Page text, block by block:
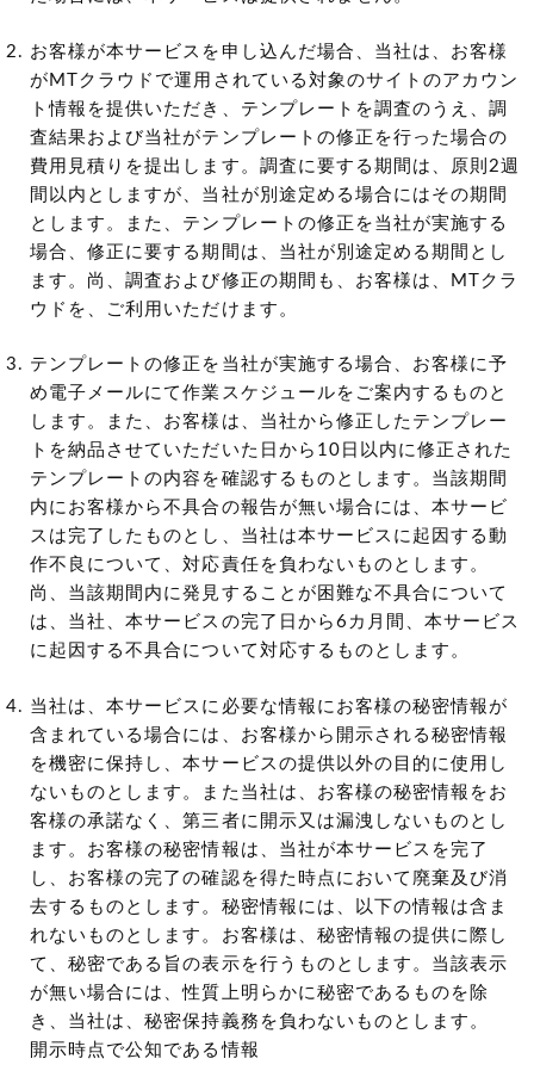
お客様が本サービスを申し込んだ場合、当社は、お客様
がMTクラウドで運用されている対象のサイトのアカウン
ト情報を提供いただき、テンプレートを調査のうえ、調
査結果および当社がテンプレートの修正を行った場合の
費用見積りを提出します。調査に要する期間は、原則2週
間以内としますが、当社が別途定める場合にはその期間
とします。また、テンプレートの修正を当社が実施する
場合、修正に要する期間は、当社が別途定める期間とし
ます。尚、調査および修正の期間も、お客様は、MTクラ
ウドを、ご利用いただけます。
テンプレートの修正を当社が実施する場合、お客様に予
め電子メールにて作業スケジュールをご案内するものと
します。また、お客様は、当社から修正したテンプレー
トを納品させていただいた日から10日以内に修正された
テンプレートの内容を確認するものとします。当該期間
内にお客様から不具合の報告が無い場合には、本サービ
スは完了したものとし、当社は本サービスに起因する動
作不良について、対応責任を負わないものとします。
尚、当該期間内に発見することが困難な不具合について
は、当社、本サービスの完了日から6カ月間、本サービス
に起因する不具合について対応するものとします。
当社は、本サービスに必要な情報にお客様の秘密情報が
含まれている場合には、お客様から開示される秘密情報
を機密に保持し、本サービスの提供以外の目的に使用し
ないものとします。また当社は、お客様の秘密情報をお
客様の承諾なく、第三者に開示又は漏洩しないものとし
ます。お客様の秘密情報は、当社が本サービスを完了
し、お客様の完了の確認を得た時点において廃棄及び消
去するものとします。秘密情報には、以下の情報は含ま
れないものとします。お客様は、秘密情報の提供に際し
て、秘密である旨の表示を行うものとします。当該表示
が無い場合には、性質上明らかに秘密であるものを除
き、当社は、秘密保持義務を負わないものとします。
開示時点で公知である情報